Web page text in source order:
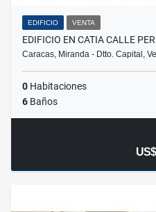
EDIFICIO VENTA
EDIFICIO EN CATIA CALLE
Caracas, Miranda - Dtto. Capital,
0 Habitaciones
6 Baños